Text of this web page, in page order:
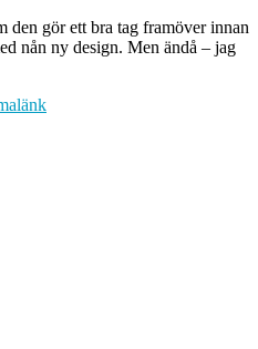
den gör ett bra tag framöver innan
nån ny design. Men ändå – jag